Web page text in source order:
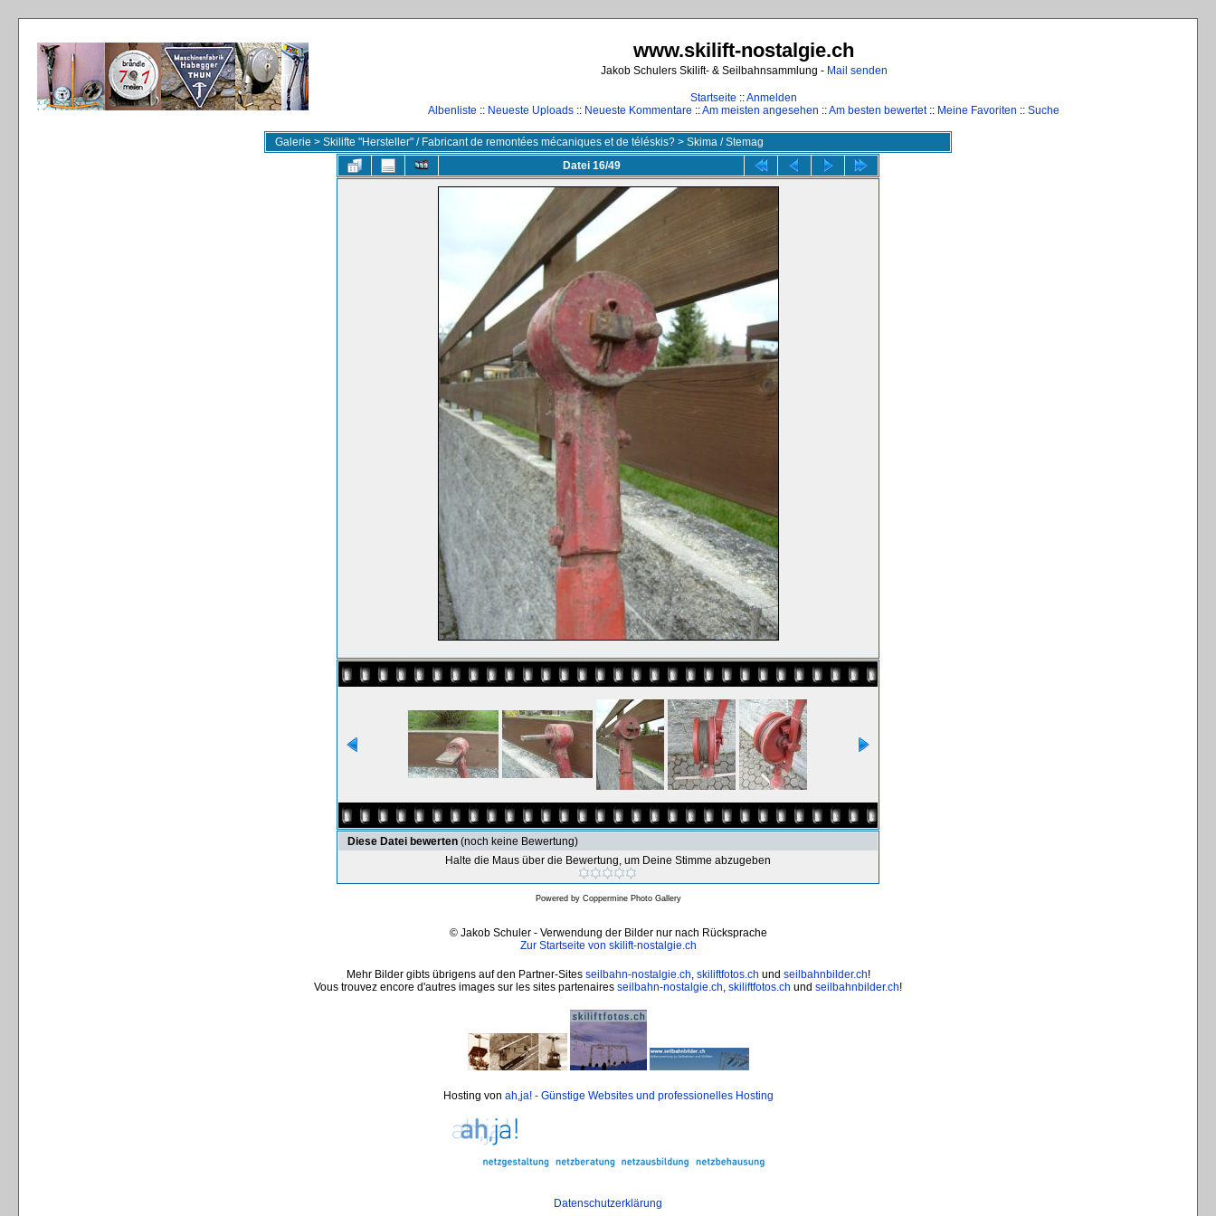
www.skilift-nostalgie.ch
Jakob Schulers Skilift- & Seilbahnsammlung - Mail senden
Startseite ::Anmelden
Albenliste :: Neueste Uploads :: Neueste Kommentare ::Am meisten angesehen ::Am besten bewertet:: Meine Favoriten :: Suche
Galerie > Skilifte "Hersteller" / Fabricant de remontées mécaniques et de téléskis? > Skima / Stemag
Datei 16/49
Diese Datei bewerten (noch keine Bewertung)
Halte die Maus über die Bewertung, um Deine Stimme abzugeben
Powered by Coppermine Photo Gallery
© Jakob Schuler - Verwendung der Bilder nur nach Rücksprache
Zur Startseite von skilift-nostalgie.ch
Mehr Bilder gibts übrigens auf den Partner-Sites seilbahn-nostalgie.ch, skiliftfotos.ch und seilbahnbilder.ch!
Vous trouvez encore d'autres images sur les sites partenaires seilbahn-nostalgie.ch, skiliftfotos.ch und seilbahnbilder.ch!
Hosting von ah,ja! - Günstige Websites und professionelles Hosting
Datenschutzerklärung